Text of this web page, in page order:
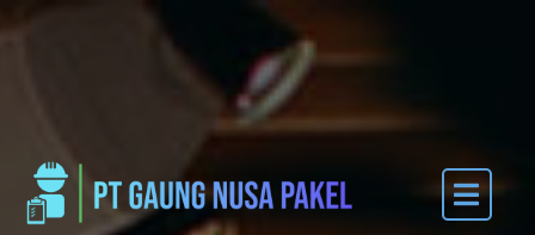
Skip to the content